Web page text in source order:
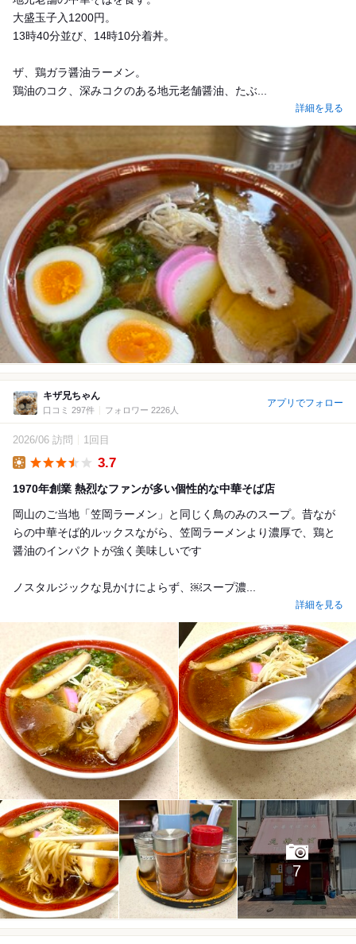
大盛玉子入1200円。
13時40分並び、14時10分着丼。
ザ、鶏ガラ醤油ラーメン。
鶏油のコク、深みコクのある地元老舗醤油、たぶ...
詳細を見る
キザ兄ちゃん
口コミ 297件 フォロワー 2226人
アプリでフォロー
2026/06 訪問 1回目
3.7
1970年創業 熱烈なファンが多い個性的な中華そば店
岡山のご当地「笠岡ラーメン」と同じく鳥のみのスープ。昔なが
らの中華そば的ルックスながら、笠岡ラーメンより濃厚で、鶏と
醤油のインパクトが強く美味しいです
ノスタルジックな見かけによらず、￼スープ濃...
詳細を見る
7